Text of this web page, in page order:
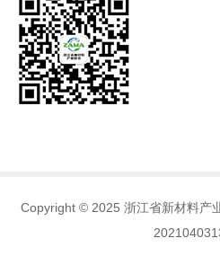
Copyright © 2025 浙江省新材料产